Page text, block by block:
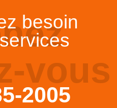
vous
besoin
2005